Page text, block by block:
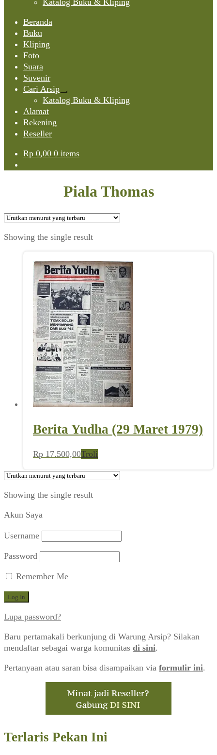
Katalog Buku & Kliping
Beranda
Buku
Kliping
Foto
Suara
Suvenir
Cari Arsip
Expand
child
Katalog Buku & Kliping
Alamat
Rekening
Reseller
Rp 0,00 0 items
Piala Thomas
Showing the single result
Berita Yudha (29 Maret 1979)
Rp 17.500,00Troli
Showing the single result
Akun Saya
Username
Password
Remember Me
Lupa password?
Baru pertamakali berkunjung di Warung Arsip? Silakan
mendaftar sebagai warga komunitas di sini.
Pertanyaan atau saran bisa disampaikan via formulir ini.
Terlaris Pekan Ini